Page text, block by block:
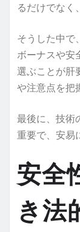
るだけでなく
そうした中で
ボーナスや安
選ぶことが肝
や注意点を把
最後に、技術
重要で、安易
安全
き法